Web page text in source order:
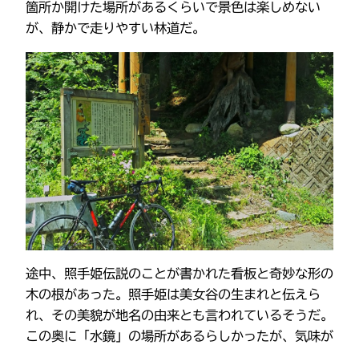
箇所か開けた場所があるくらいで景色は楽しめない
が、静かで走りやすい林道だ。
途中、照手姫伝説のことが書かれた看板と奇妙な形の
木の根があった。照手姫は美女谷の生まれと伝えら
れ、その美貌が地名の由来とも言われているそうだ。
この奥に「水鏡」の場所があるらしかったが、気味が